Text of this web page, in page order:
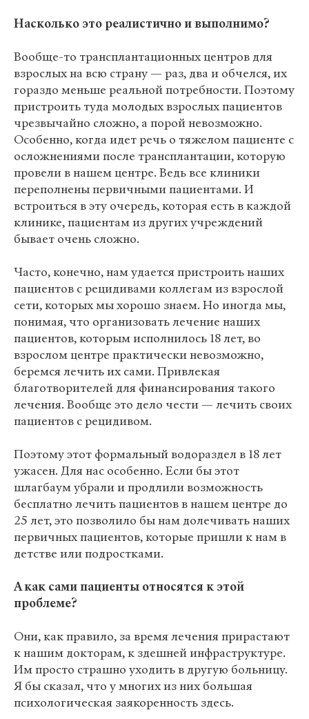
Насколько это реалистично и выполнимо?
Вообще-то трансплантационных центров для
взрослых на всю страну — раз, два и обчелся, их
гораздо меньше реальной потребности. Поэтому
пристроить туда молодых взрослых пациентов
чрезвычайно сложно, а порой невозможно.
Особенно, когда идет речь о тяжелом пациенте с
осложнениями после трансплантации, которую
провели в нашем центре. Ведь все клиники
переполнены первичными пациентами. И
встроиться в эту очередь, которая есть в каждой
клинике, пациентам из других учреждений
бывает очень сложно.
Часто, конечно, нам удается пристроить наших
пациентов с рецидивами коллегам из взрослой
сети, которых мы хорошо знаем. Но иногда мы,
понимая, что организовать лечение наших
пациентов, которым исполнилось 18 лет, во
взрослом центре практически невозможно,
беремся лечить их сами. Привлекая
благотворителей для финансирования такого
лечения. Вообще это дело чести — лечить своих
пациентов с рецидивом.
Поэтому этот формальный водораздел в 18 лет
ужасен. Для нас особенно. Если бы этот
шлагбаум убрали и продлили возможность
бесплатно лечить пациентов в нашем центре до
25 лет, это позволило бы нам долечивать наших
первичных пациентов, которые пришли к нам в
детстве или подростками.
А как сами пациенты относятся к этой
проблеме?
Они, как правило, за время лечения прирастают
к нашим докторам, к здешней инфраструктуре.
Им просто страшно уходить в другую больницу.
Я бы сказал, что у многих из них большая
психологическая заякоренность здесь.